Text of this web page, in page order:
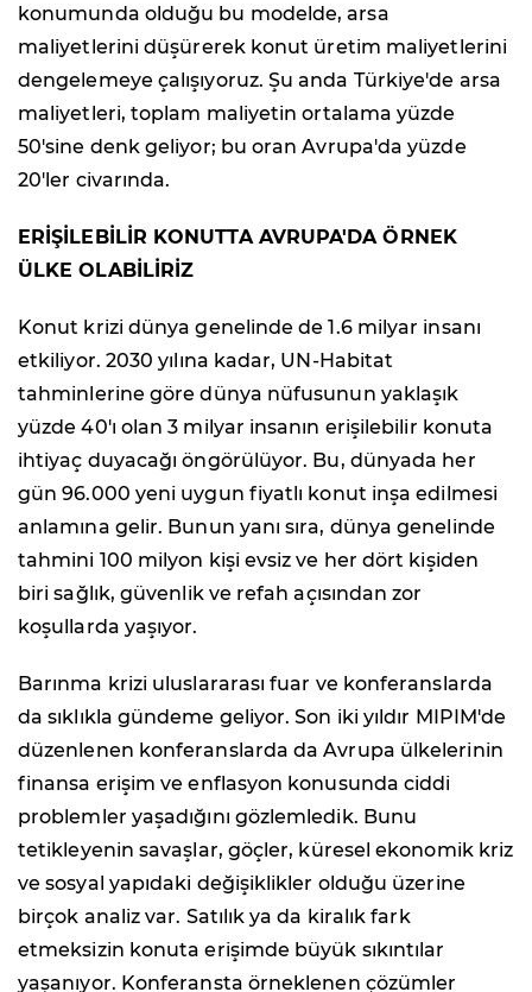
konumunda olduğu bu modelde, arsa
maliyetlerini düşürerek konut üretim maliyetlerini
dengelemeye çalışıyoruz. Şu anda Türkiye'de arsa
maliyetleri, toplam maliyetin ortalama yüzde
50'sine denk geliyor; bu oran Avrupa'da yüzde
20'ler civarında.
ERİŞİLEBİLİR KONUTTA AVRUPA'DA ÖRNEK
ÜLKE OLABİLİRİZ
Konut krizi dünya genelinde de 1.6 milyar insanı
etkiliyor. 2030 yılına kadar, UN-Habitat
tahminlerine göre dünya nüfusunun yaklaşık
yüzde 40'ı olan 3 milyar insanın erişilebilir konuta
ihtiyaç duyacağı öngörülüyor. Bu, dünyada her
gün 96.000 yeni uygun fiyatlı konut inşa edilmesi
anlamına gelir. Bunun yanı sıra, dünya genelinde
tahmini 100 milyon kişi evsiz ve her dört kişiden
biri sağlık, güvenlik ve refah açısından zor
koşullarda yaşıyor.
Barınma krizi uluslararası fuar ve konferanslarda
da sıklıkla gündeme geliyor. Son iki yıldır MIPIM'de
düzenlenen konferanslarda da Avrupa ülkelerinin
finansa erişim ve enflasyon konusunda ciddi
problemler yaşadığını gözlemledik. Bunu
tetikleyenin savaşlar, göçler, küresel ekonomik kriz
ve sosyal yapıdaki değişiklikler olduğu üzerine
birçok analiz var. Satılık ya da kiralık fark
etmeksizin konuta erişimde büyük sıkıntılar
yaşanıyor. Konferansta örneklenen çözümler